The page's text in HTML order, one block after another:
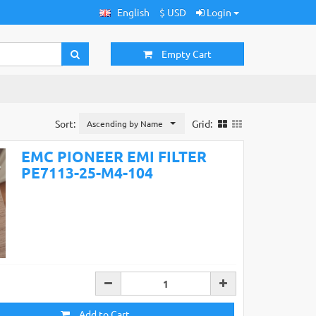
English $ USD Login
Empty Cart
Grid:
Sort: Ascending by Name
EMC PIONEER EMI FILTER
PE7113-25-M4-104